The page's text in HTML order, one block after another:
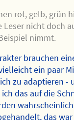
rot, gelb, grün
nicht doch
nimmt.
brauchen
ein paar
zu adaptieren -
das auf die
das